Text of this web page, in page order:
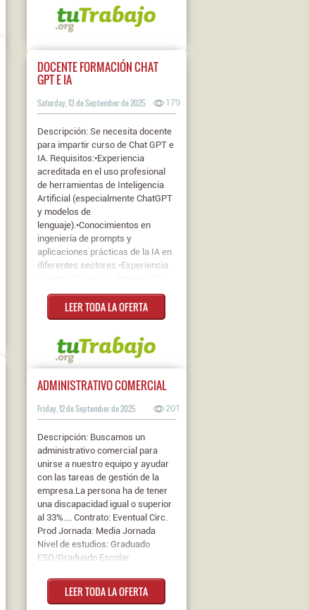
DOCENTE FORMACIÓN CHAT
GPT E IA
Saturday, 13 de September de 2025 179
Descripción: Se necesita docente
para impartir curso de Chat GPT e
IA. Requisitos:•Experiencia
acreditada en el uso profesional
de herramientas de Inteligencia
Artificial (especialmente ChatGPT
y modelos de
lenguaje).•Conocimientos en
ingeniería de prompts y
aplicaciones prácticas de la IA en
diferentes sectores.•Experiencia
con grupos de adultos.•Capacidad
para dinamizar sesiones
participativas y fomentar el
valorará:•Experiencia en proyec...
Contrato: Eventual Circ. Prod
estudios: Título
LEER TODA LA OFERTA
ADMINISTRATIVO COMERCIAL
Friday, 12 de September de 2025 201
Descripción: Buscamos un
administrativo comercial para
unirse a nuestro equipo y ayudar
con las tareas de gestión de la
empresa.La persona ha de tener
una discapacidad igual o superior
al 33%.... Contrato: Eventual Circ.
Prod Jornada: Media Jornada
Nivel de estudios: Graduado
ESO/Graduado Escolar
LEER TODA LA OFERTA